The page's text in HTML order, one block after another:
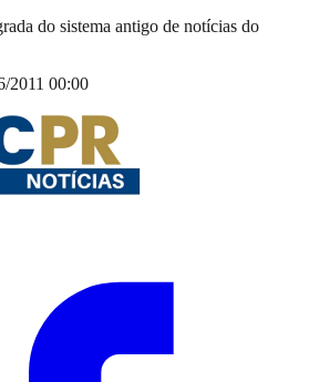
do sistema antigo de notícias do
2011 00:00